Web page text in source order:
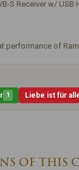
S Receiver w/ USB
performance of
1 Liebe ist für
OF THIS